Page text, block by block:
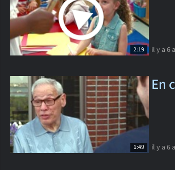
2:19 il y a 6
1:49
En
il y a 6